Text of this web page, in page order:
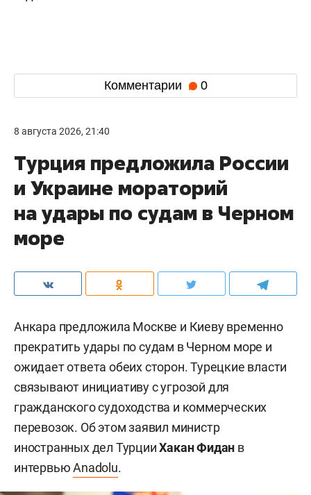
Комментарии 0
8 августа 2026, 21:40
Турция предложила России
и Украине мораторий
на удары по судам в Черном
море
Анкара предложила Москве и Киеву временно
прекратить удары по судам в Черном море и
ожидает ответа обеих сторон. Турецкие власти
связывают инициативу с угрозой для
гражданского судоходства и коммерческих
перевозок. Об этом заявил министр
иностранных дел ТурцииХакан Фидан в
интервьюAnadolu.